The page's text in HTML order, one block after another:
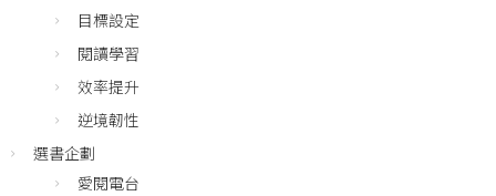
目標設定
閱讀學習
效率提升
逆境韌性
選書企劃
愛閱電台